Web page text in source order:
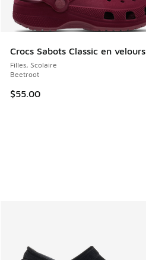
Crocs Sabots Classic en velours
Filles, Scolaire
Beetroot
$55.00